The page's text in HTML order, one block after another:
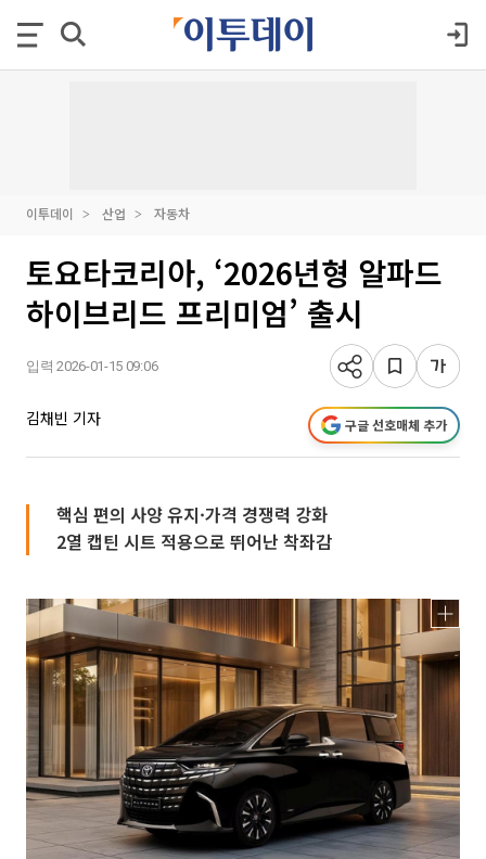
이투데이 산업 자동차
토요타코리아, ‘2026년형 알파드
하이브리드 프리미엄’ 출시
입력 2026-01-15 09:06
김채빈 기자 구글 선호매체 추가
핵심 편의 사양 유지·가격 경쟁력 강화
2열 캡틴 시트 적용으로 뛰어난 착좌감